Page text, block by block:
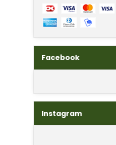
Facebook
Instagram